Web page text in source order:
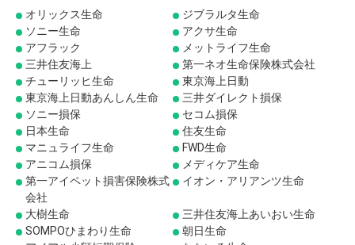
オリックス生命
ジブラルタ生命
ソニー生命
アクサ生命
アフラック
メットライフ生命
三井住友海上
第一ネオ生命保険株式会社
チューリッヒ生命
東京海上日動
東京海上日動あんしん生命
三井ダイレクト損保
ソニー損保
セコム損保
日本生命
住友生命
マニュライフ生命
FWD生命
アニコム損保
メディケア生命
第一アイペット損害保険株式
会社
イオン・アリアンツ生命
大樹生命
三井住友海上あいおい生命
SOMPOひまわり生命
朝日生命